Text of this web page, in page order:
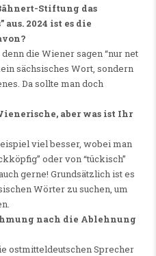
Stiftung das
aus. 2024 ist es die
die Wiener sagen “nur net
sächsisches Wort, sondern
Da sollte man doch
aber was ist Ihr
viel besser, wobei man
oder von “tückisch”
gerne! Grundsätzlich ist es
Wörter zu suchen, um
nach die Ablehnung
ostmitteldeutschen Sprecher